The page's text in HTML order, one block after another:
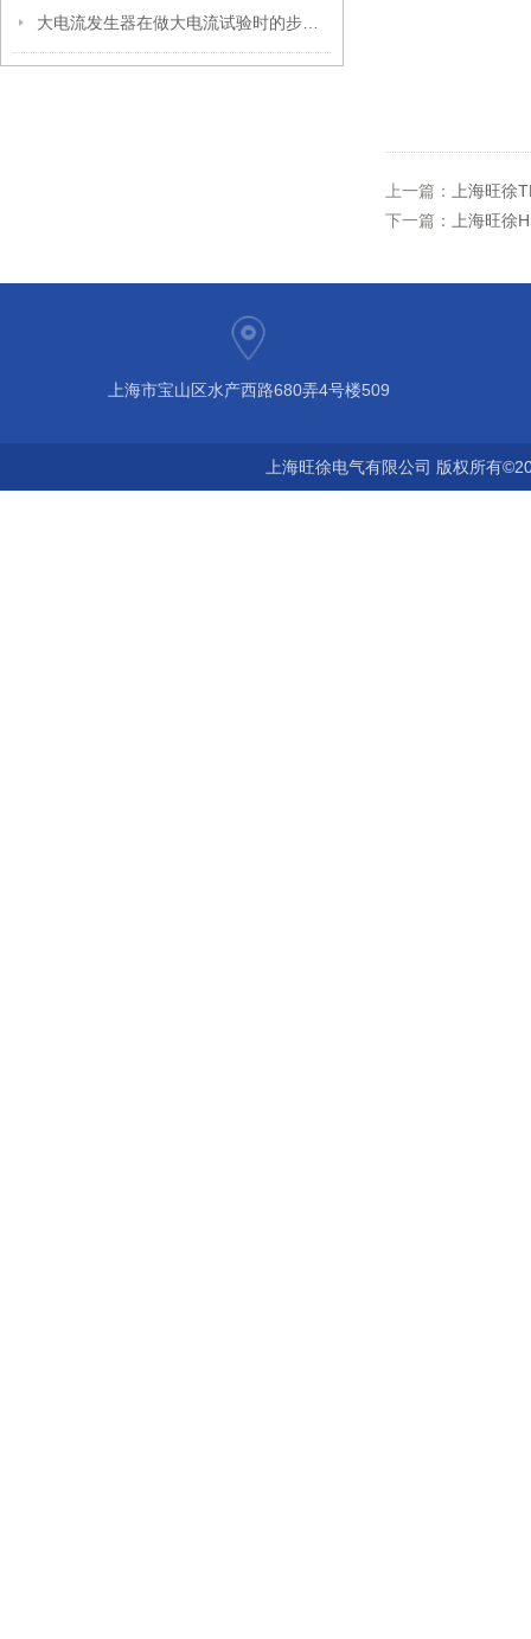
上一篇：
上海旺徐
下一篇：
上海旺徐
上海市宝山区水产西路680弄4号楼509
上海旺徐电气有限公司 版权所有